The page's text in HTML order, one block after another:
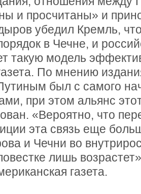
и просчитаны» и
убедил Кремль,
в Чечне, и
такую модель
По мнению
был с самого
при этом альянс
«Вероятно, что
эта связь еще
и Чечни во
лишь
газета.